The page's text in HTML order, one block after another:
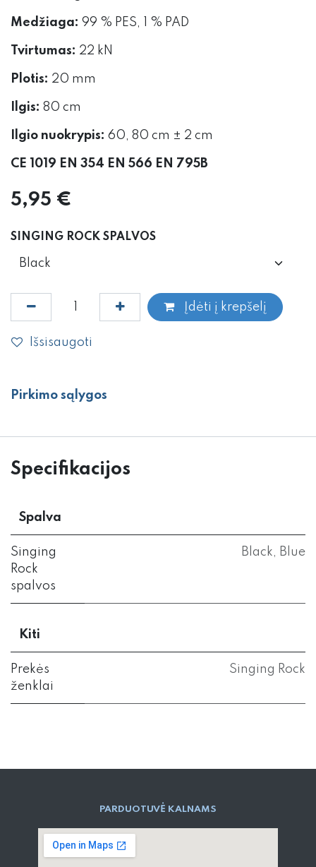
Medžiaga: 99 % PES, 1 % PAD
Tvirtumas: 22 kN
Plotis: 20 mm
Ilgis: 80 cm
Ilgio nuokrypis: 60, 80 cm ± 2 cm
CE 1019 EN 354 EN 566 EN 795B
5,95 €
SINGING ROCK SPALVOS
Įdėti į krepšelį
Išsisaugoti
Pirkimo sąlygos
Specifikacijos
Spalva
Singing
Rock
spalvos
Black, Blue
Kiti
Prekės
ženklai
Singing Rock
PARD​UOTUVĖ​ KALNAMS